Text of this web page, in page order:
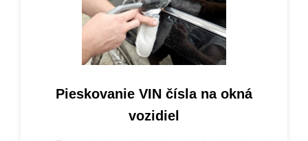
Pieskovanie VIN čísla na okná
vozidiel